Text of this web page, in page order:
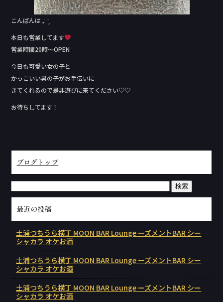
こんばんは♩¨̮
本日も営業してます
営業時間20時～OPEN
今日も可愛い女の子と
かっこいい男の子がお手伝いに
きてくれるので是非遊びに来てください♡♡
お待ちしてます！
ブログトップ
最近の投稿
土浦つちうら横丁 MOON BAR Lounge ーズメントBAR シー
シャカラ オケお酒
土浦つちうら横丁 MOON BAR Lounge ーズメントBAR シー
シャカラ オケお酒
土浦つちうら横丁 MOON BAR Lounge ーズメントBAR シー
シャカラ オケお酒